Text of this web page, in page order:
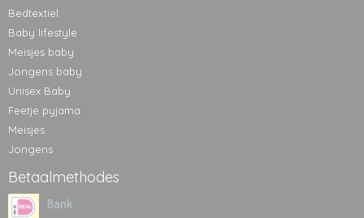
Bedtextiel
Baby lifestyle
Meisjes baby
Jongens baby
Unisex Baby
Feetje pyjama
Meisjes
Jongens
Betaalmethodes